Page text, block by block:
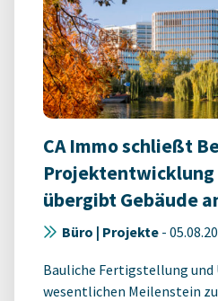
CA Immo schließt
Projektentwicklung
übergibt Gebäude
Büro | Projekte -
Bauliche Fertigstellung und
wesentlichen Meilenstein